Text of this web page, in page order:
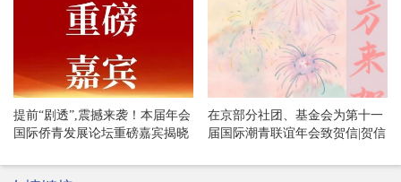
提前“剧透”,震撼来袭！本届年会
国际侨青发展论坛重磅嘉宾揭晓
在京部分社团、基金会为第十一
届国际潮青联谊年会致贺信|贺信